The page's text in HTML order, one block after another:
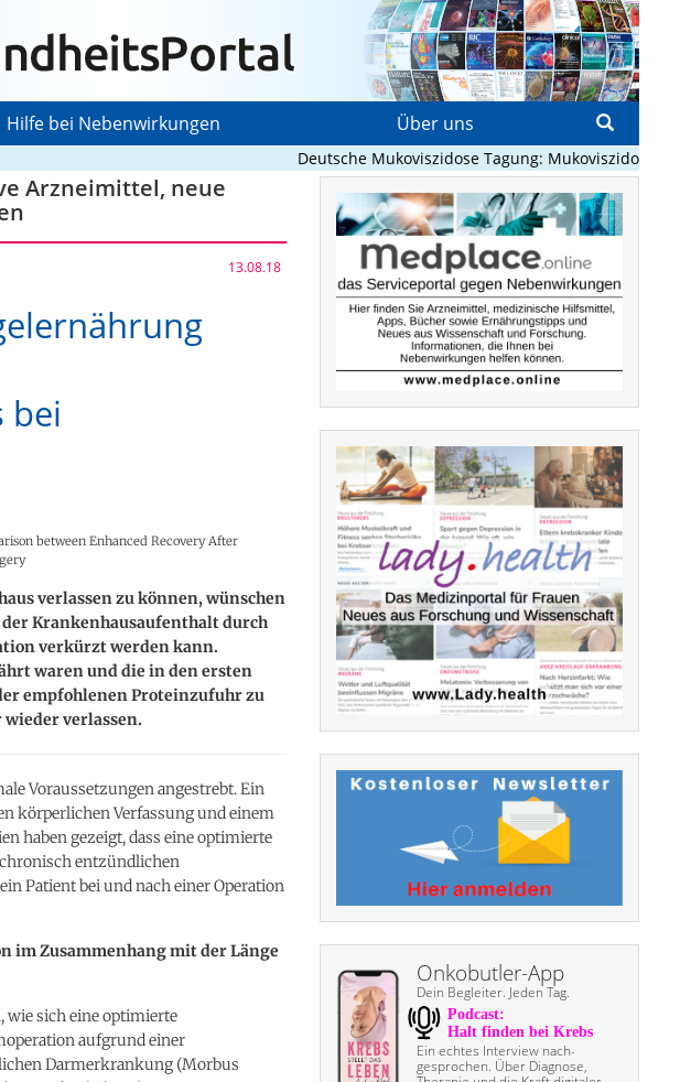
Hilfe bei Nebenwirkungen Über uns
Deutsche Mukoviszidose Tagung: Mukoviszidose neu
Arzneimittel, neue
13.08.18
bei
between Enhanced Recovery After
verlassen zu können, wünschen
der Krankenhausaufenthalt durch
verkürzt werden kann.
waren und die in den ersten
empfohlenen Proteinzufuhr zu
verlassen.
Voraussetzungen angestrebt. Ein
körperlichen Verfassung und einem
haben gezeigt, dass eine optimierte
entzündlichen
Patient bei und nach einer Operation
im Zusammenhang mit der Länge
wie sich eine optimierte
aufgrund einer
Darmerkrankung (Morbus
Onkobutler-App
Dein Begleiter. Jeden Tag.
Ein echtes Interview nach­
gesprochen. Über Diagnose,